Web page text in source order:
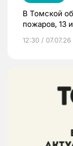
В Томской
пожаров, 13
12:30 / 07.07.26